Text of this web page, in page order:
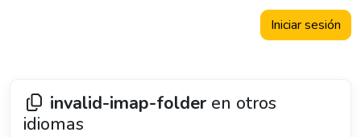
Iniciar sesión
invalid-imap-folder en otros
idiomas